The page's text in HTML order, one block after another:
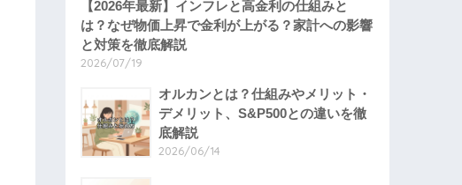
【2026年最新】インフレと高金利の仕組みと
は？なぜ物価上昇で金利が上がる？家計への影響
と対策を徹底解説
2026/07/19
オルカンとは？仕組みやメリット・
デメリット、S&P500との違いを徹
底解説
2026/06/14